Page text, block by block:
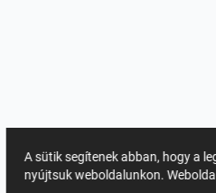
A sütik segítenek abban, hogy a
nyújtsuk weboldalunkon.